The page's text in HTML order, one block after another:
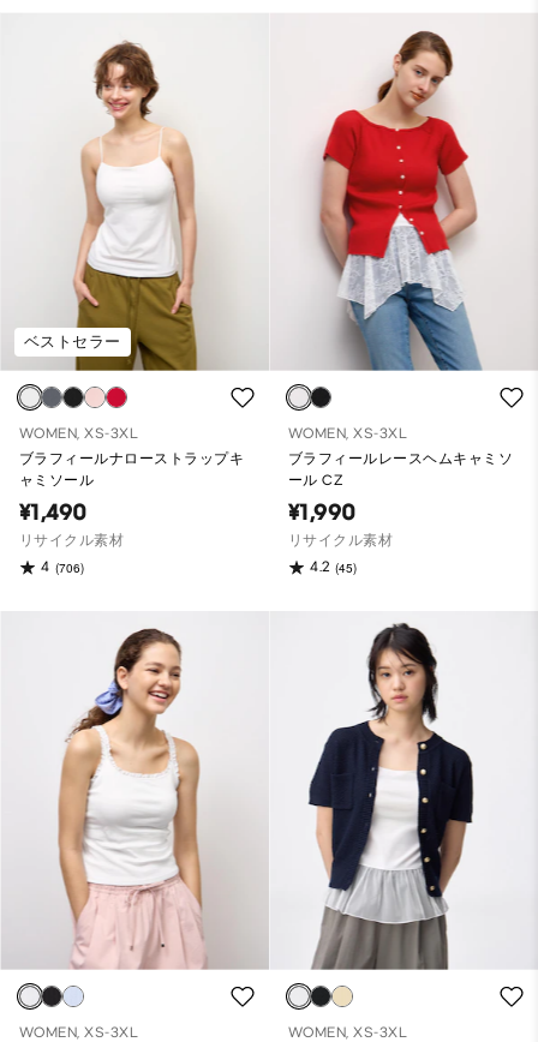
ベストセラー
WOMEN, XS-3XL
ブラフィールナローストラップキ
ャミソール
¥1,490
リサイクル素材
4 (706)
WOMEN, XS-3XL
ブラフィールレースヘムキャミソ
ール CZ
¥1,990
リサイクル素材
4.2 (45)
WOMEN, XS-3XL
WOMEN, XS-3XL